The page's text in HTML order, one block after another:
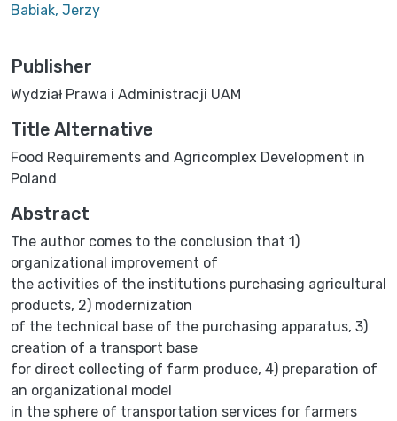
Babiak, Jerzy
Publisher
Wydział Prawa i Administracji UAM
Title Alternative
Food Requirements and Agricomplex Development in
Poland
Abstract
The author comes to the conclusion that 1)
organizational improvement of
the activities of the institutions purchasing agricultural
products, 2) modernization
of the technical base of the purchasing apparatus, 3)
creation of a transport base
for direct collecting of farm produce, 4) preparation of
an organizational model
in the sphere of transportation services for farmers